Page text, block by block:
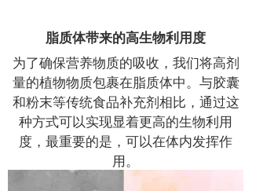
脂质体带来的高生物利用度
为了确保营养物质的吸收，我们将高剂
量的植物物质包裹在脂质体中。与胶囊
和粉末等传统食品补充剂相比，通过这
种方式可以实现显着更高的生物利用
度，最重要的是，可以在体内发挥作
用。